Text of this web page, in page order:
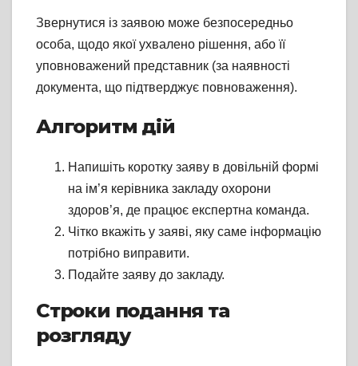
Звернутися із заявою може безпосередньо
особа, щодо якої ухвалено рішення, або її
уповноважений представник (за наявності
документа, що підтверджує повноваження).
Алгоритм дій
Напишіть коротку заяву в довільній формі
на ім’я керівника закладу охорони
здоров’я, де працює експертна команда.
Чітко вкажіть у заяві, яку саме інформацію
потрібно виправити.
Подайте заяву до закладу.
Строки подання та
розгляду